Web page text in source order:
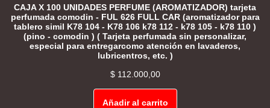
CAJA X 100 UNIDADES PERFUME (AROMATIZADOR) tarjeta
perfumada comodin - FUL 626 FULL CAR (aromatizador para
tablero simil K78 104 - K78 106 k78 112 - k78 105 - k78 110 )
(pino - comodin ) ( Tarjeta perfumada sin personalizar,
especial para entregarcomo atención en lavaderos,
lubricentros, etc. )
$112.000,00
Añadir al carrito